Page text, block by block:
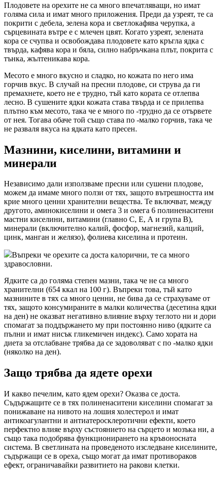
Плодовете на орехите не са много впечатляващи, но имат
голяма сила и имат много приложения. Преди да узреят, те са
покрити с дебела, зелена кора и светлокафява черупка, а
сърцевината вътре е с млечен цвят. Когато узреят, зелената
кора се счупва и освобождава плодовете като кръгла ядка с
твърда, кафява кора и бяла, силно набръчкана плът, покрита с
тънка, жълтеникава кора.
Месото е много вкусно и сладко, но кожата по него има
горчив вкус. В случай на пресни плодове, си струва да ги
премахнете, което не е трудно, тъй като кората се отлепва
лесно. В сушените ядки кожата става твърда и се прилепва
плътно към месото, така че е много по -трудно да се отървете
от нея. Тогава обаче той също става по -малко горчив, така че
не разваля вкуса на ядката като пресен.
Мазнини, киселини, витамини и
минерали
Независимо дали използваме пресни или сушени плодове,
можем да имаме много ползи от тях, защото вътрешността им
крие много ценни хранителни вещества. Те включват, между
другото, аминокиселини и омега 3 и омега 6 полиненаситени
мастни киселини, витамини (главно С, Е, А и група В),
минерали (включително калий, фосфор, магнезий, калций,
цинк, манган и желязо), фолиева киселина и протеин.
Въпреки че орехите са доста калорични, те са много
здравословни.
Ядките са до голяма степен мазни, така че не са много
хранителни (654 ккал на 100 г). Въпреки това, тъй като
мазнините в тях са много ценни, не бива да се страхуваме от
тях, защото консумираните в малки количества (десетина ядки
на ден) не оказват негативно влияние върху теглото ни и дори
спомагат за поддържането му при постоянно ниво (ядките са
пълни и имат нисък гликемичен индекс). Само хората на
диета за отслабване трябва да се задоволяват с по -малко ядки
(няколко на ден).
Защо трябва да ядете орехи
И какво печелим, като ядем орехи? Оказва се доста.
Съдържащите се в тях полиненаситени киселини спомагат за
понижаване на нивото на лошия холестерол и имат
антикоагулантни и антиатеросклеротични ефекти, което
перфектно влияе върху състоянието на сърцето и мозъка ни, а
също така подобрява функционирането на кръвоносната
система. В светлината на проведеното изследване киселините,
съдържащи се в ореха, също могат да имат противораков
ефект, ограничавайки развитието на ракови клетки.